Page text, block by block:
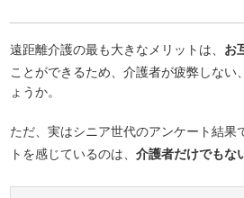
遠距離介護の最も大きなメリットは、 お
ことができるため、介護者が疲弊しない
ょうか。
ただ、実はシニア世代のアンケート結果
トを感じているのは、介護者だけでもな